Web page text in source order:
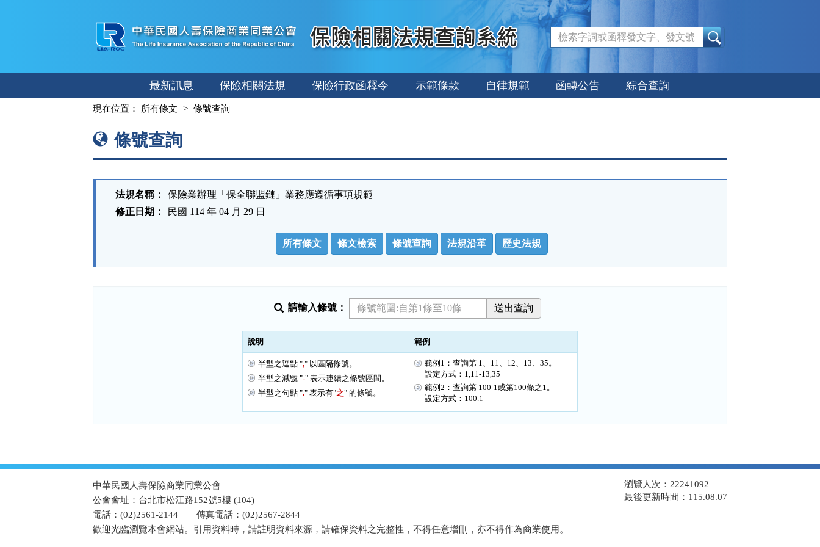
容
最新訊息 保險相關法規 保險行政函釋令 示範條款 自律規範 函轉公告 綜合查詢
現在位置： 所有條文 條號查詢
條號查詢
法規名稱：
保險業辦理「保全聯盟鏈」業務應遵循事項規範
修正日期：
民國 114 年 04 月 29 日
能
所有條文 條文檢索 條號查詢 法規沿革 歷史法規
請輸入條號：
說明 範例
半型之逗點 "," 以區隔條號。
半型之減號 "-" 表示連續之條號區間。
半型之句點 "." 表示有"之" 的條號。
範例1：查詢第 1、11、12、13、35。
設定方式：1,11-13,35
範例2：查詢第 100-1或第100條之1。
設定方式：100.1
中華民國人壽保險商業同業公會
公會會址：台北市松江路152號5樓 (104)
電話：(02)2561-2144
傳真電話：(02)2567-2844
歡迎光臨瀏覽本會網站。引用資料時，請註明資料來源，請確保資料之完整性，不得任意增刪，亦不得作為商業使用。
瀏覽人次：22241092
最後更新時間：115.08.07